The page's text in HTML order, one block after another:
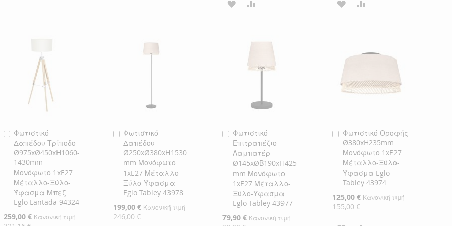
ΕΠΙΘΥΜΙΏΝ
ΠΡΟΣΘΉΚΗ
ΕΠΙΘΥΜΙΏΝ
ΠΡΟΣΘΉΚΗ
ΕΠΙΘΥΜΙΏΝ
Φωτιστικό
Δαπέδου Τρίποδο
Ø975xØ450xH1060-
1430mm
Μονόφωτο 1xE27
Μέταλλο-Ξύλο-
Ύφασμα Μπεζ
Eglo Lantada 94324
Ειδική
Τιμή
259,00 € Κανονική τιμή
Προσθήκη
στο
Καλάθι
Φωτιστικό
Δαπέδου
Ø250xØ380xH1530
mm Μονόφωτο
1xE27 Μέταλλο-
Ξύλο-Ύφασμα
Eglo Tabley 43978
Ειδική
Τιμή
199,00 € Κανονική τιμή
246,00 €
Προσθήκη
στο
Καλάθι
Φωτιστικό
Επιτραπέζιο
Λαμπατέρ
Ø145xØΒ190xH425
mm Μονόφωτο
1xE27 Μέταλλο-
Ξύλο-Ύφασμα
Eglo Tabley 43977
Ειδική
79,90 € Κανονική τιμή
Προσθήκη
στο
Καλάθι
Φωτιστικό Οροφής
Ø380xH235mm
Μονόφωτο 1xE27
Μέταλλο-Ξύλο-
Ύφασμα Eglo
Tabley 43974
Ειδική
Τιμή
125,00 € Κανονική τιμή
155,00 €
Προσθήκη
στο
Καλάθι